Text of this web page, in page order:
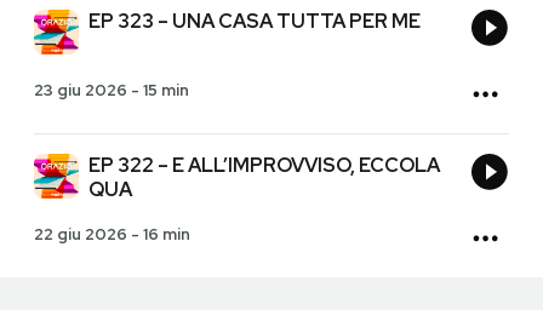
EP 323 – UNA CASA TUTTA PER ME
23 giu 2026 - 15 min
EP 322 – E ALL’IMPROVVISO, ECCOLA
QUA
22 giu 2026 - 16 min